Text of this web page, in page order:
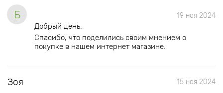
Б 19 ноя 2024
Добрый день.
Спасибо, что поделились своим мнением о
покупке в нашем интернет магазине.
Зоя 15 ноя 2024